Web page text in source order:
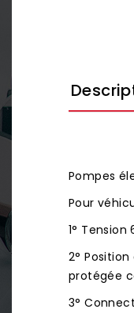
Pompes
Pour
1°
2°
protégée
3°